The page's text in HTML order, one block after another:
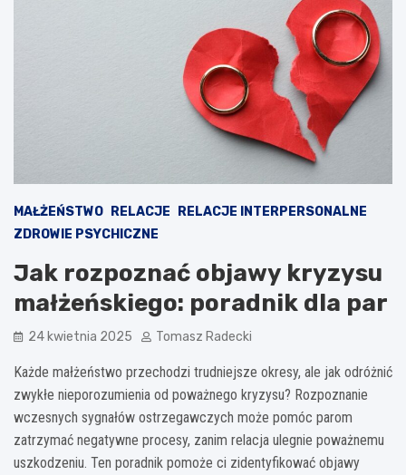
MAŁŻEŃSTWO RELACJE
RELACJE INTERPERSONALNE
ZDROWIE PSYCHICZNE
Jak rozpoznać objawy kryzysu
małżeńskiego: poradnik dla par
24 kwietnia 2025 Tomasz Radecki
Każde małżeństwo przechodzi trudniejsze okresy, ale jak odróżnić
zwykłe nieporozumienia od poważnego kryzysu? Rozpoznanie
wczesnych sygnałów ostrzegawczych może pomóc parom
zatrzymać negatywne procesy, zanim relacja ulegnie poważnemu
uszkodzeniu. Ten poradnik pomoże ci zidentyfikować objawy